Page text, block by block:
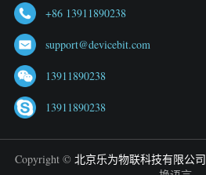
+86 13911890238
support@devicebit.com
13911890238
13911890238
Copyright © 北京乐为物联科技有限公司